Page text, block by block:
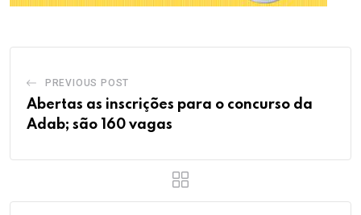
PREVIOUS POST
Abertas as inscrições para o concurso da
Adab; são 160 vagas